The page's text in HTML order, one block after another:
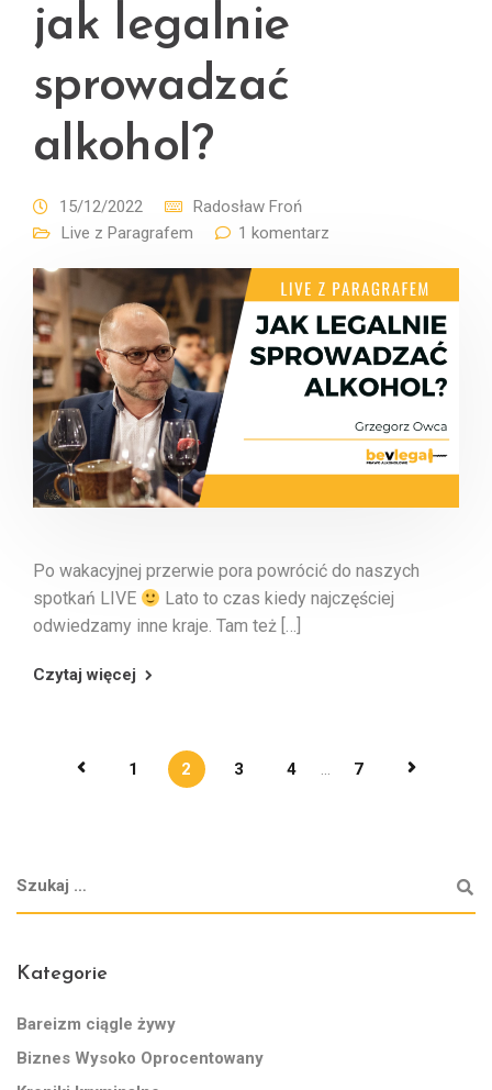
jak legalnie
sprowadzać
alkohol?
15/12/2022
Radosław Froń
Live z Paragrafem
1 komentarz
Po wakacyjnej przerwie pora powrócić do naszych
spotkań LIVE
Lato to czas kiedy najczęściej
odwiedzamy inne kraje. Tam też […]
Czytaj więcej
1 2 3 4 ... 7
Kategorie
Bareizm ciągle żywy
Biznes Wysoko Oprocentowany